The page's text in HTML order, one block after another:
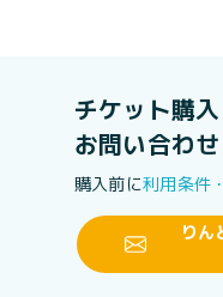
チケット購
お問い合わせ
購入前に利用条件
りん